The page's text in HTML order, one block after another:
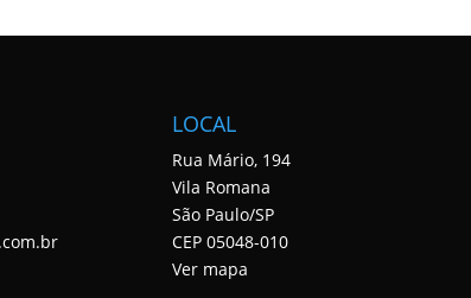
LOCAL
Rua Mário, 194
Vila Romana
São Paulo/SP
CEP 05048-010
Ver mapa